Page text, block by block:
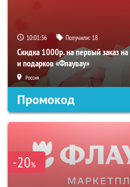
10:01:35 Получили: 18
Скидка 1000р. на первый заказ
и подарков «Флаувау»
Россия
Промокод
-20%